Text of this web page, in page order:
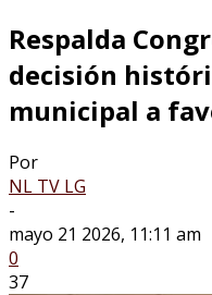
Respalda
decisión
municipal a
Por
NL TV LG
-
mayo 21 2026, 11:11 am
0
37